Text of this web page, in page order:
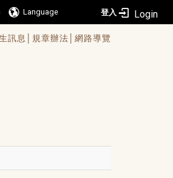
Language 登入
訊息│ 規章辦法│ 網路導覽